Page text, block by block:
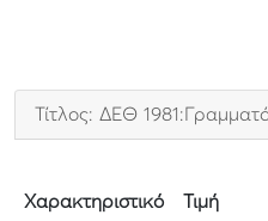
Τίτλος: ΔΕΘ
Χαρακτηριστικό Τιμή